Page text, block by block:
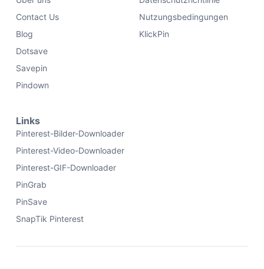
Contact Us
Blog
Dotsave
Savepin
Pindown
Nutzungsbedingungen
KlickPin
Links
Pinterest-Bilder-Downloader
Pinterest-Video-Downloader
Pinterest-GIF-Downloader
PinGrab
PinSave
SnapTik Pinterest